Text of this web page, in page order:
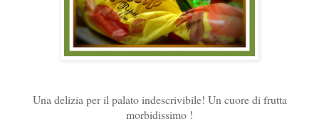
Una delizia per il palato indescrivibile! Un cuore di frutta
morbidissimo !